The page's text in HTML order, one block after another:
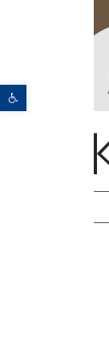
פתח סרגל נגישות